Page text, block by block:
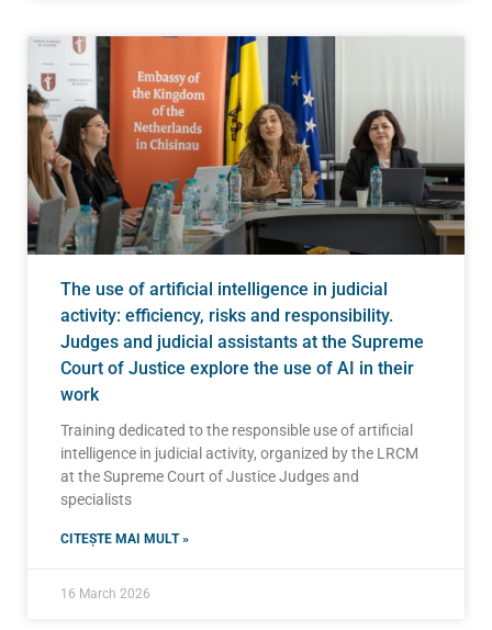
The use of artificial intelligence in judicial
activity: efficiency, risks and responsibility.
Judges and judicial assistants at the Supreme
Court of Justice explore the use of AI in their
work
Training dedicated to the responsible use of artificial
intelligence in judicial activity, organized by the LRCM
at the Supreme Court of Justice Judges and
specialists
CITEȘTE MAI MULT »
16 March 2026